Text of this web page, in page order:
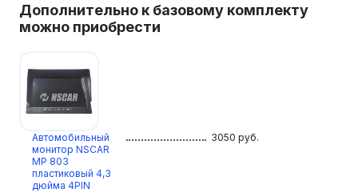
Дополнительно к базовому комплекту
можно приобрести
Автомобильный
монитор NSCAR
МР 803
пластиковый 4,3
дюйма 4PIN
3050 руб.